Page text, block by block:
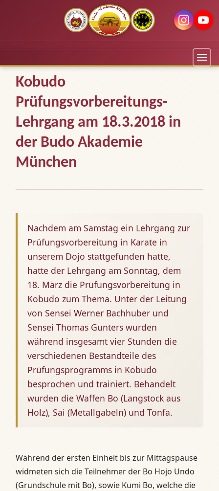
Kobudo
Prüfungsvorbereitungs-
Lehrgang am 18.3.2018 in
der Budo Akademie
München
Nachdem am Samstag ein Lehrgang zur
Prüfungsvorbereitung in Karate in
unserem Dojo stattgefunden hatte,
hatte der Lehrgang am Sonntag, dem
18. März die Prüfungsvorbereitung in
Kobudo zum Thema. Unter der Leitung
von Sensei Werner Bachhuber und
Sensei Thomas Gunters wurden
während insgesamt vier Stunden die
verschiedenen Bestandteile des
Prüfungsprogramms in Kobudo
besprochen und trainiert. Behandelt
wurden die Waffen Bo (Langstock aus
Holz), Sai (Metallgabeln) und Tonfa.
Während der ersten Einheit bis zur Mittagspause
widmeten sich die Teilnehmer der Bo Hojo Undo
(Grundschule mit Bo), sowie Kumi Bo, welche die